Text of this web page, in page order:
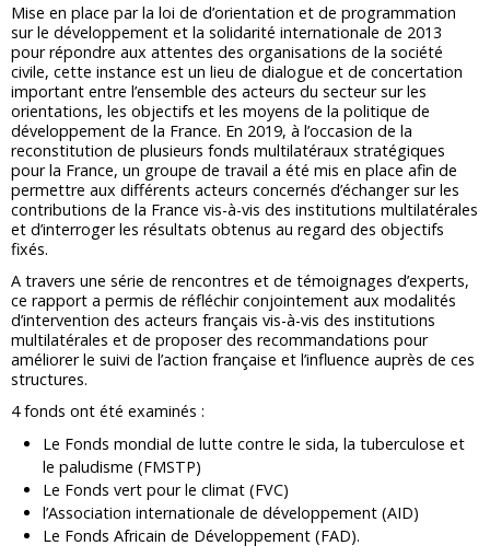
Mise en place par la loi de d’orientation et de programmation
sur le développement et la solidarité internationale de 2013
pour répondre aux attentes des organisations de la société
civile, cette instance est un lieu de dialogue et de concertation
important entre l’ensemble des acteurs du secteur sur les
orientations, les objectifs et les moyens de la politique de
développement de la France. En 2019, à l’occasion de la
reconstitution de plusieurs fonds multilatéraux stratégiques
pour la France, un groupe de travail a été mis en place afin de
permettre aux différents acteurs concernés d’échanger sur les
contributions de la France vis-à-vis des institutions multilatérales
et d’interroger les résultats obtenus au regard des objectifs
fixés.
A travers une série de rencontres et de témoignages d’experts,
ce rapport a permis de réfléchir conjointement aux modalités
d’intervention des acteurs français vis-à-vis des institutions
multilatérales et de proposer des recommandations pour
améliorer le suivi de l’action française et l’influence auprès de ces
structures.
4 fonds ont été examinés :
Le Fonds mondial de lutte contre le sida, la tuberculose et
le paludisme (FMSTP)
Le Fonds vert pour le climat (FVC)
l’Association internationale de développement (AID)
Le Fonds Africain de Développement (FAD).